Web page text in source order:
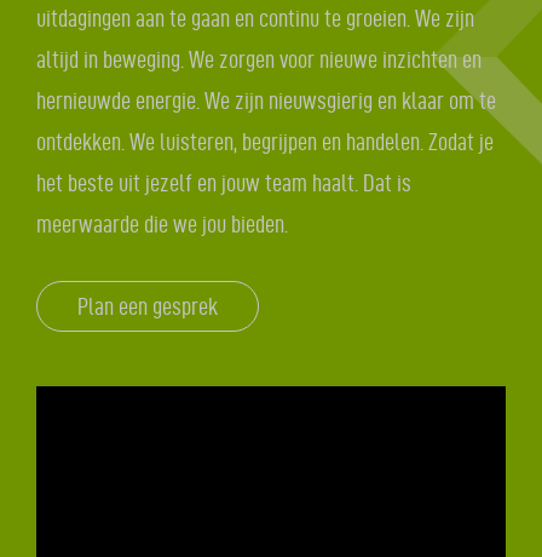
uitdagingen aan te gaan en continu te groeien. We zijn
altijd in beweging. We zorgen voor nieuwe inzichten en
hernieuwde energie. We zijn nieuwsgierig en klaar om te
ontdekken. We luisteren, begrijpen en handelen. Zodat je
het beste uit jezelf en jouw team haalt. Dat is
meerwaarde die we jou bieden.
Plan een gesprek